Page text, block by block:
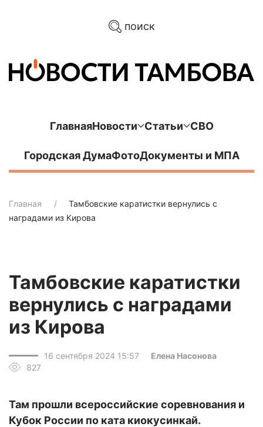
поиск
ГлавнаяНовости Статьи СВО
Городская ДумаФотоДокументы и МПА
Главная
Тамбовские каратистки вернулись с
наградами из Кирова
Тамбовские каратистки
вернулись с наградами
из Кирова
16 сентября 2024 15:57
Елена Насонова
827
Там прошли всероссийские соревнования и
Кубок России по ката киокусинкай.